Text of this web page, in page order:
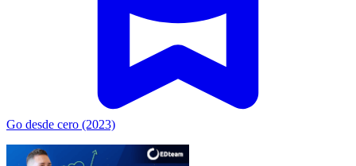
Go desde cero (2023)